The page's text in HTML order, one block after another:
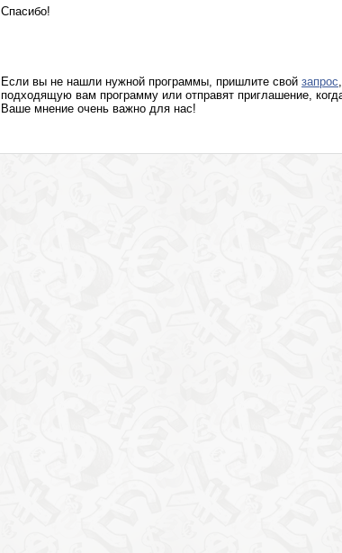
Спасибо!
Если вы не нашли нужной программы, пришлите свой запрос
подходящую вам программу или отправят приглашение,
Ваше мнение очень важно для нас!